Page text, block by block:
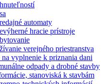
automaty
hracie prístroje
verejného priestranstva
na vyplnenie k priznania dani
odpady a drobné stavby
stanoviská k stavbám